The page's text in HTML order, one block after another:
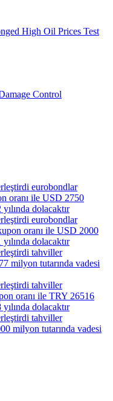
High Oil Prices Test
Control
eurobondlar
oranı ile USD 2750
dolacaktır
eurobondlar
oranı ile USD 2000
dolacaktır
tahviller
milyon tutarında vadesi
tahviller
oranı ile TRY 26516
dolacaktır
tahviller
milyon tutarında vadesi